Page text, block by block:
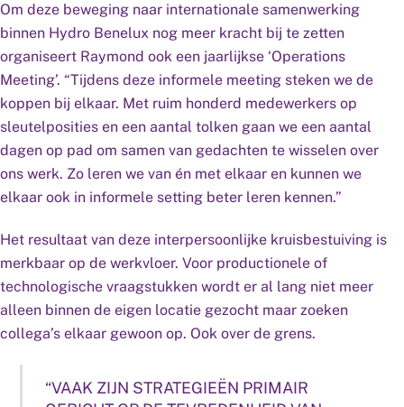
Om deze beweging naar internationale samenwerking
binnen Hydro Benelux nog meer kracht bij te zetten
organiseert Raymond ook een jaarlijkse ‘Operations
Meeting’. “Tijdens deze informele meeting steken we de
koppen bij elkaar. Met ruim honderd medewerkers op
sleutelposities en een aantal tolken gaan we een aantal
dagen op pad om samen van gedachten te wisselen over
ons werk. Zo leren we van én met elkaar en kunnen we
elkaar ook in informele setting beter leren kennen.”
Het resultaat van deze interpersoonlijke kruisbestuiving is
merkbaar op de werkvloer. Voor productionele of
technologische vraagstukken wordt er al lang niet meer
alleen binnen de eigen locatie gezocht maar zoeken
collega’s elkaar gewoon op. Ook over de grens.
“VAAK ZIJN STRATEGIEËN PRIMAIR